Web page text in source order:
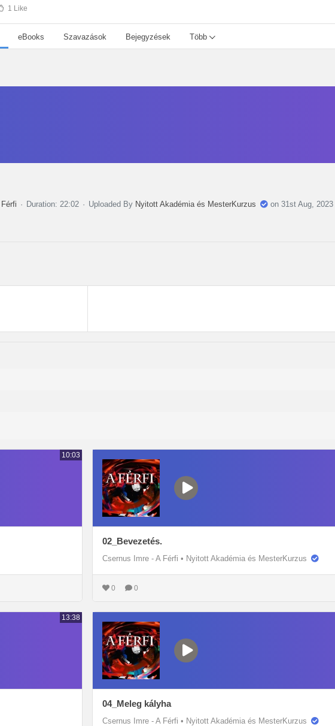
1 Like
eBooks Szavazások Bejegyzések Több
Duration: 22:02 Uploaded By Nyitott Akadémia és MesterKurzus
on 31st Aug, 2023
10:03
02_Bevezetés.
Csernus Imre - A Férfi • Nyitott Akadémia és MesterKurzus
0 0
13:38
04_Meleg kályha
Csernus Imre - A Férfi • Nyitott Akadémia és MesterKurzus